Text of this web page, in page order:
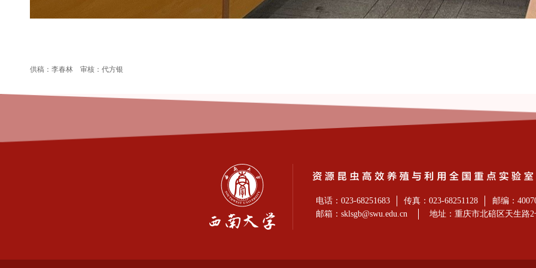
供稿：李春林 审核：代方银
电话：023-68251683 传真：023-68251128
邮编：
邮箱：sklsgb@swu.edu.cn
地址：重庆市北碚区天生路2